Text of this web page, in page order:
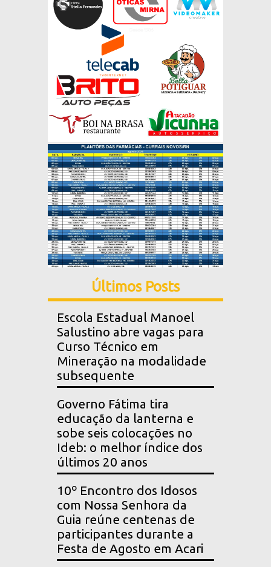
Últimos Posts
Escola Estadual Manoel
Salustino abre vagas para
Curso Técnico em
Mineração na modalidade
subsequente
Governo Fátima tira
educação da lanterna e
sobe seis colocações no
Ideb: o melhor índice dos
últimos 20 anos
10º Encontro dos Idosos
com Nossa Senhora da
Guia reúne centenas de
participantes durante a
Festa de Agosto em Acari